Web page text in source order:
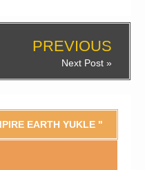
PREVIOUS
Next Post »
EARTH YUKLE "